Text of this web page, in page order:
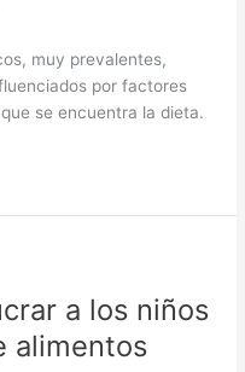
muy prevalentes,
por factores
se encuentra la dieta.
a los niños
alimentos